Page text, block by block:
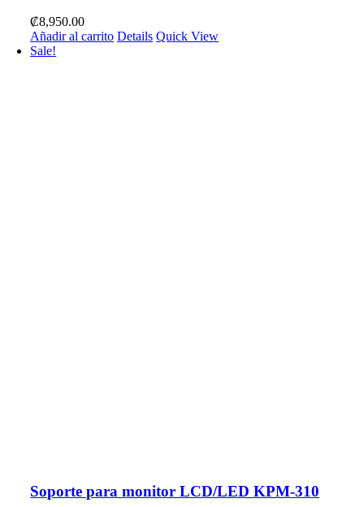
₡8,950.00
Añadir al carrito Details Quick View
Sale!
Soporte para monitor LCD/LED KPM-310